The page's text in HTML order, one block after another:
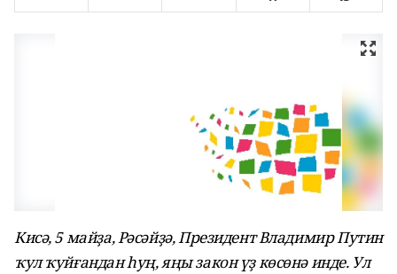
Кисә, 5 майҙа, Рәсәйҙә, Президент Владимир Путин
ҡул ҡуйғандан һуң, яңы закон үҙ көсөнә инде. Ул